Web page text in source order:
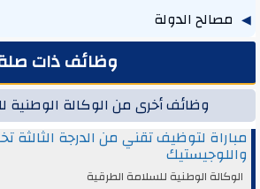
مصالح الدولة
وظائف ذات صلة
وظائف أخرى من الوكالة الوطنية
مباراة لتوظيف تقني من الدرجة الثالثة
واللوجيستيك
الوكالة الوطنية للسلامة الطرقية